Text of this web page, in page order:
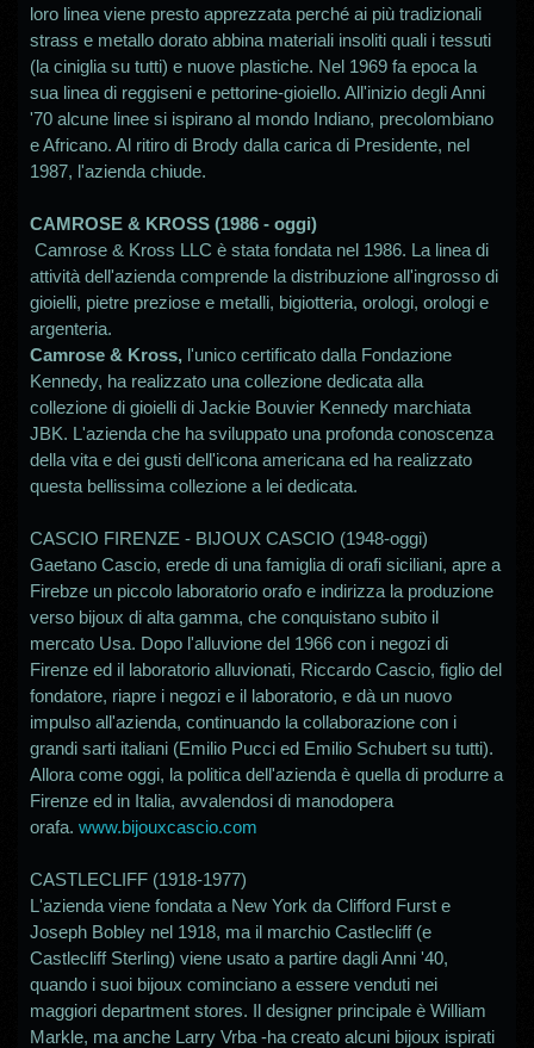
loro linea viene presto apprezzata perché ai più tradizionali
strass e metallo dorato abbina materiali insoliti quali i tessuti
(la ciniglia su tutti) e nuove plastiche. Nel 1969 fa epoca la
sua linea di reggiseni e pettorine-gioiello. All'inizio degli Anni
'70 alcune linee si ispirano al mondo Indiano, precolombiano
e Africano. Al ritiro di Brody dalla carica di Presidente, nel
1987, l'azienda chiude.
CAMROSE & KROSS (1986 - oggi)
Camrose & Kross LLC è stata fondata nel 1986. La linea di
attività dell'azienda comprende la distribuzione all'ingrosso di
gioielli, pietre preziose e metalli, bigiotteria, orologi, orologi e
argenteria.
Camrose & Kross, l'unico certificato dalla Fondazione
Kennedy, ha realizzato una collezione dedicata alla
collezione di gioielli di Jackie Bouvier Kennedy marchiata
JBK. L'azienda che ha sviluppato una profonda conoscenza
della vita e dei gusti dell'icona americana ed ha realizzato
questa bellissima collezione a lei dedicata.
CASCIO FIRENZE - BIJOUX CASCIO (1948-oggi)
Gaetano Cascio, erede di una famiglia di orafi siciliani, apre a
Firebze un piccolo laboratorio orafo e indirizza la produzione
verso bijoux di alta gamma, che conquistano subito il
mercato Usa. Dopo l'alluvione del 1966 con i negozi di
Firenze ed il laboratorio alluvionati, Riccardo Cascio, figlio del
fondatore, riapre i negozi e il laboratorio, e dà un nuovo
impulso all'azienda, continuando la collaborazione con i
grandi sarti italiani (Emilio Pucci ed Emilio Schubert su tutti).
Allora come oggi, la politica dell'azienda è quella di produrre a
Firenze ed in Italia, avvalendosi di manodopera
orafa. www.bijouxcascio.com
CASTLECLIFF (1918-1977)
L'azienda viene fondata a New York da Clifford Furst e
Joseph Bobley nel 1918, ma il marchio Castlecliff (e
Castlecliff Sterling) viene usato a partire dagli Anni '40,
quando i suoi bijoux cominciano a essere venduti nei
maggiori department stores. Il designer principale è William
Markle, ma anche Larry Vrba -ha creato alcuni bijoux ispirati